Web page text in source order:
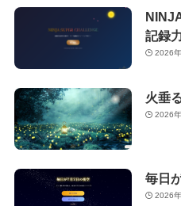
記録
2026
火垂
2026
毎日
2026